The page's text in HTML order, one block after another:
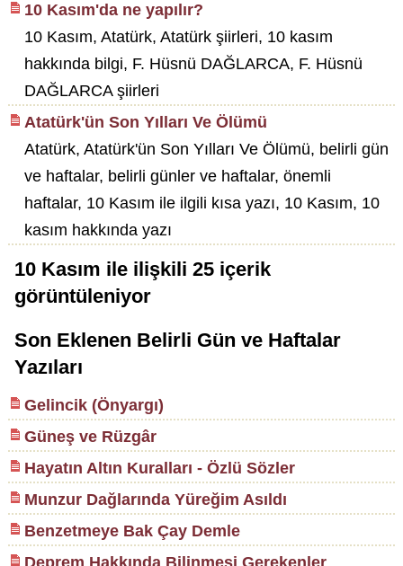
10 Kasım'da ne yapılır?
10 Kasım, Atatürk, Atatürk şiirleri, 10 kasım
hakkında bilgi, F. Hüsnü DAĞLARCA, F. Hüsnü
DAĞLARCA şiirleri
Atatürk'ün Son Yılları Ve Ölümü
Atatürk, Atatürk'ün Son Yılları Ve Ölümü, belirli gün
ve haftalar, belirli günler ve haftalar, önemli
haftalar, 10 Kasım ile ilgili kısa yazı, 10 Kasım, 10
kasım hakkında yazı
10 Kasım ile ilişkili 25içerik
görüntüleniyor
Son Eklenen Belirli Gün ve Haftalar
Yazıları
Gelincik (Önyargı)
Güneş ve Rüzgâr
Hayatın Altın Kuralları - Özlü Sözler
Munzur Dağlarında Yüreğim Asıldı
Benzetmeye Bak Çay Demle
Deprem Hakkında Bilinmesi Gerekenler